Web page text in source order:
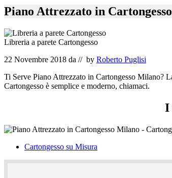
Piano Attrezzato in
Libreria a parete Cartongesso
22 Novembre 2018 da // by Roberto Puglisi
Ti Serve Piano Attrezzato in Cartongesso Milano?
Cartongesso è semplice e moderno, chiamaci.
I
Cartongesso su Misura